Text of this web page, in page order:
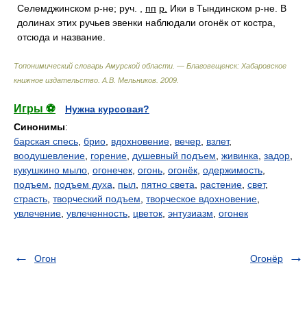
Селемджинском р-не; руч. , пп р. Ики в Тындинском р-не. В
долинах этих ручьев эвенки наблюдали огонёк от костра,
отсюда и название.
Топонимический словарь Амурской области. — Благовещенск: Хабаровское
книжное издательство А.В. Мельников 2009
Игры ⚽
Нужна курсовая?
Синонимы:
барская спесь брио вдохновение вечер взлет,
воодушевление горение душевный подъем живинка задор
кукушкино мыло огонечек огонь огонёк одержимость
подъем
подъем духа пыл пятно света растение свет,
страсть творческий подъем творческое вдохновение
увлечение увлеченность цветок энтузиазм огонек
Огон Огонёр